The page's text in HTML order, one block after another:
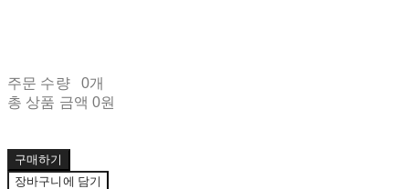
주문 수량
0개
총 상품 금액 0원
구매하기
장바구니에 담기